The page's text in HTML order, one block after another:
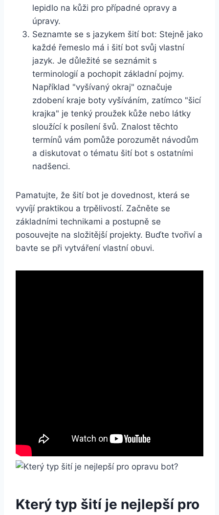
lepidlo na kůži pro případné opravy‌ a
úpravy.
Seznamte se‌ s​ jazykem šití bot: Stejně jako
⁣každé řemeslo ‍má i šití bot svůj vlastní
jazyk. Je důležité se⁢ seznámit s
terminologií a pochopit základní pojmy.
Například "vyšívaný okraj" označuje⁣
zdobení kraje boty vyšíváním,‌ zatímco "šicí
⁤krajka" je tenký proužek kůže nebo látky
sloužící k posílení švů. Znalost těchto
termínů vám pomůže porozumět návodům
a diskutovat o tématu šití bot⁤ s ostatními
nadšenci.
Pamatujte, že šití bot je dovednost, která se
vyvíjí praktikou a​ trpělivostí. Začněte ‍se
základními technikami a postupně​ se
posouvejte‌ na ⁢složitější ⁢projekty. Buďte tvořiví a
bavte se při vytváření vlastní obuvi.
Který typ šití je nejlepší pro